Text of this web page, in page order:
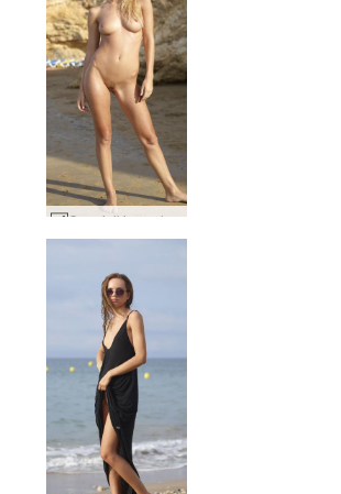
Coxy julkinen alastonranta #16